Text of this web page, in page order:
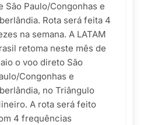
São Paulo/Congonhas e
Rota será feita 4
na semana. A LATAM
retoma neste mês de
o voo direto São
Congonhas e
no Triângulo
A rota será feito
4 frequências